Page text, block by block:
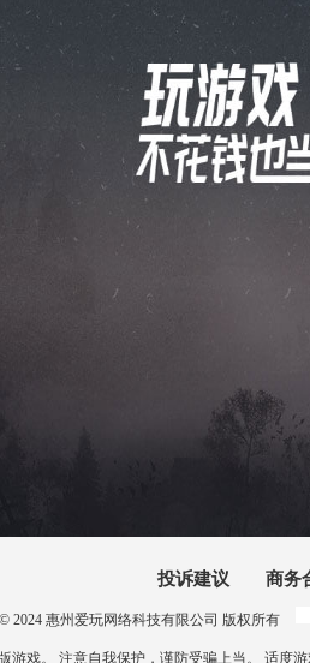
投诉建议 商务
2024 惠州爱玩网络科技有限公司 版权所有
游戏。 注意自我保护，谨防受骗上当。 适度